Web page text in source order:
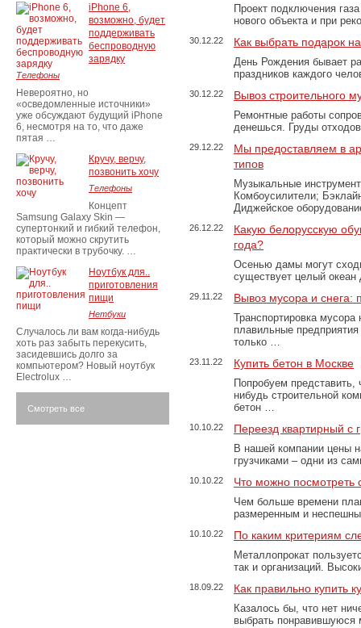
Проект подключения
нового объекта и при
30.12.22 Как выбрать подарок
День Рождения бывает
праздников каждого
30.12.22 Вывоз строительного
Ремонтные работы
денешься. Груды
29.12.22
Мы предоставляем в
типов
Музыкальные
Комбоусилители;
Диджейское
26.12.22
Какую белорусскую
года?
Осенью дамы могут
существует целый
29.11.22 Вывоз мусора и
Транспортировка
плавильные
только …
23.11.22 Купить бетон в Москве
Попробуем представить,
нибудь строительной
бетон …
10.10.22 Переезд квартирный с
В нашей компании цены
грузчиками – одни из
10.10.22 Что можно посмотреть
Чем больше времени
размеренным и
10.10.22 По каким критериям
Металлопрокат
так и организаций.
18.09.22 Как правильно купить
Казалось бы, что нет
выбрать
iPhone 6,
возможно, будет
поддерживать
беспроводную
зарядку
Телефоны
Невероятно, но
«осведомленные источники»
уже обсуждают будущий iPhone
6, несмотря на то, что даже
пятая …
Кручу, верчу,
позвонить хочу
Телефоны
Концепт
Samsung Galaxy Skin —
супертонкий и гибкий телефон,
который можно скрутить
практически в трубочку. …
Ноутбук для..
приготовления
пищи
Нетбуки
Случалось ли вам когда-нибудь
хоть раз забыть перекусить,
засидевшись долго за
компьютером? Новый ноутбук
Electrolux …
Смотреть все